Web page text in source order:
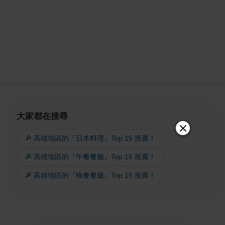
大家都在搜尋
🔎 高雄地區的『日本料理』Top 15 推薦！
🔎 高雄地區的『午餐餐廳』Top 15 推薦！
🔎 高雄地區的『晚餐餐廳』Top 15 推薦！